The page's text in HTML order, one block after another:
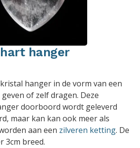
hanger
hanger in de vorm van een
of zelf dragen. Deze
doorboord wordt geleverd
maar kan kan ook meer als
aan een zilveren ketting. De
3cm breed.